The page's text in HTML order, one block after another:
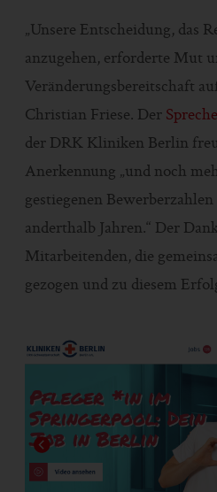
„Unsere Entscheidung, das
anzugehen, erforderte Mut
Veränderungsbereitschaft
Christian Friese. Der
der DRK Kliniken Berlin
Anerkennung „und noch
gestiegenen
anderthalb Jahren.“ Der
Mitarbeitenden, die
gezogen und zu diesem